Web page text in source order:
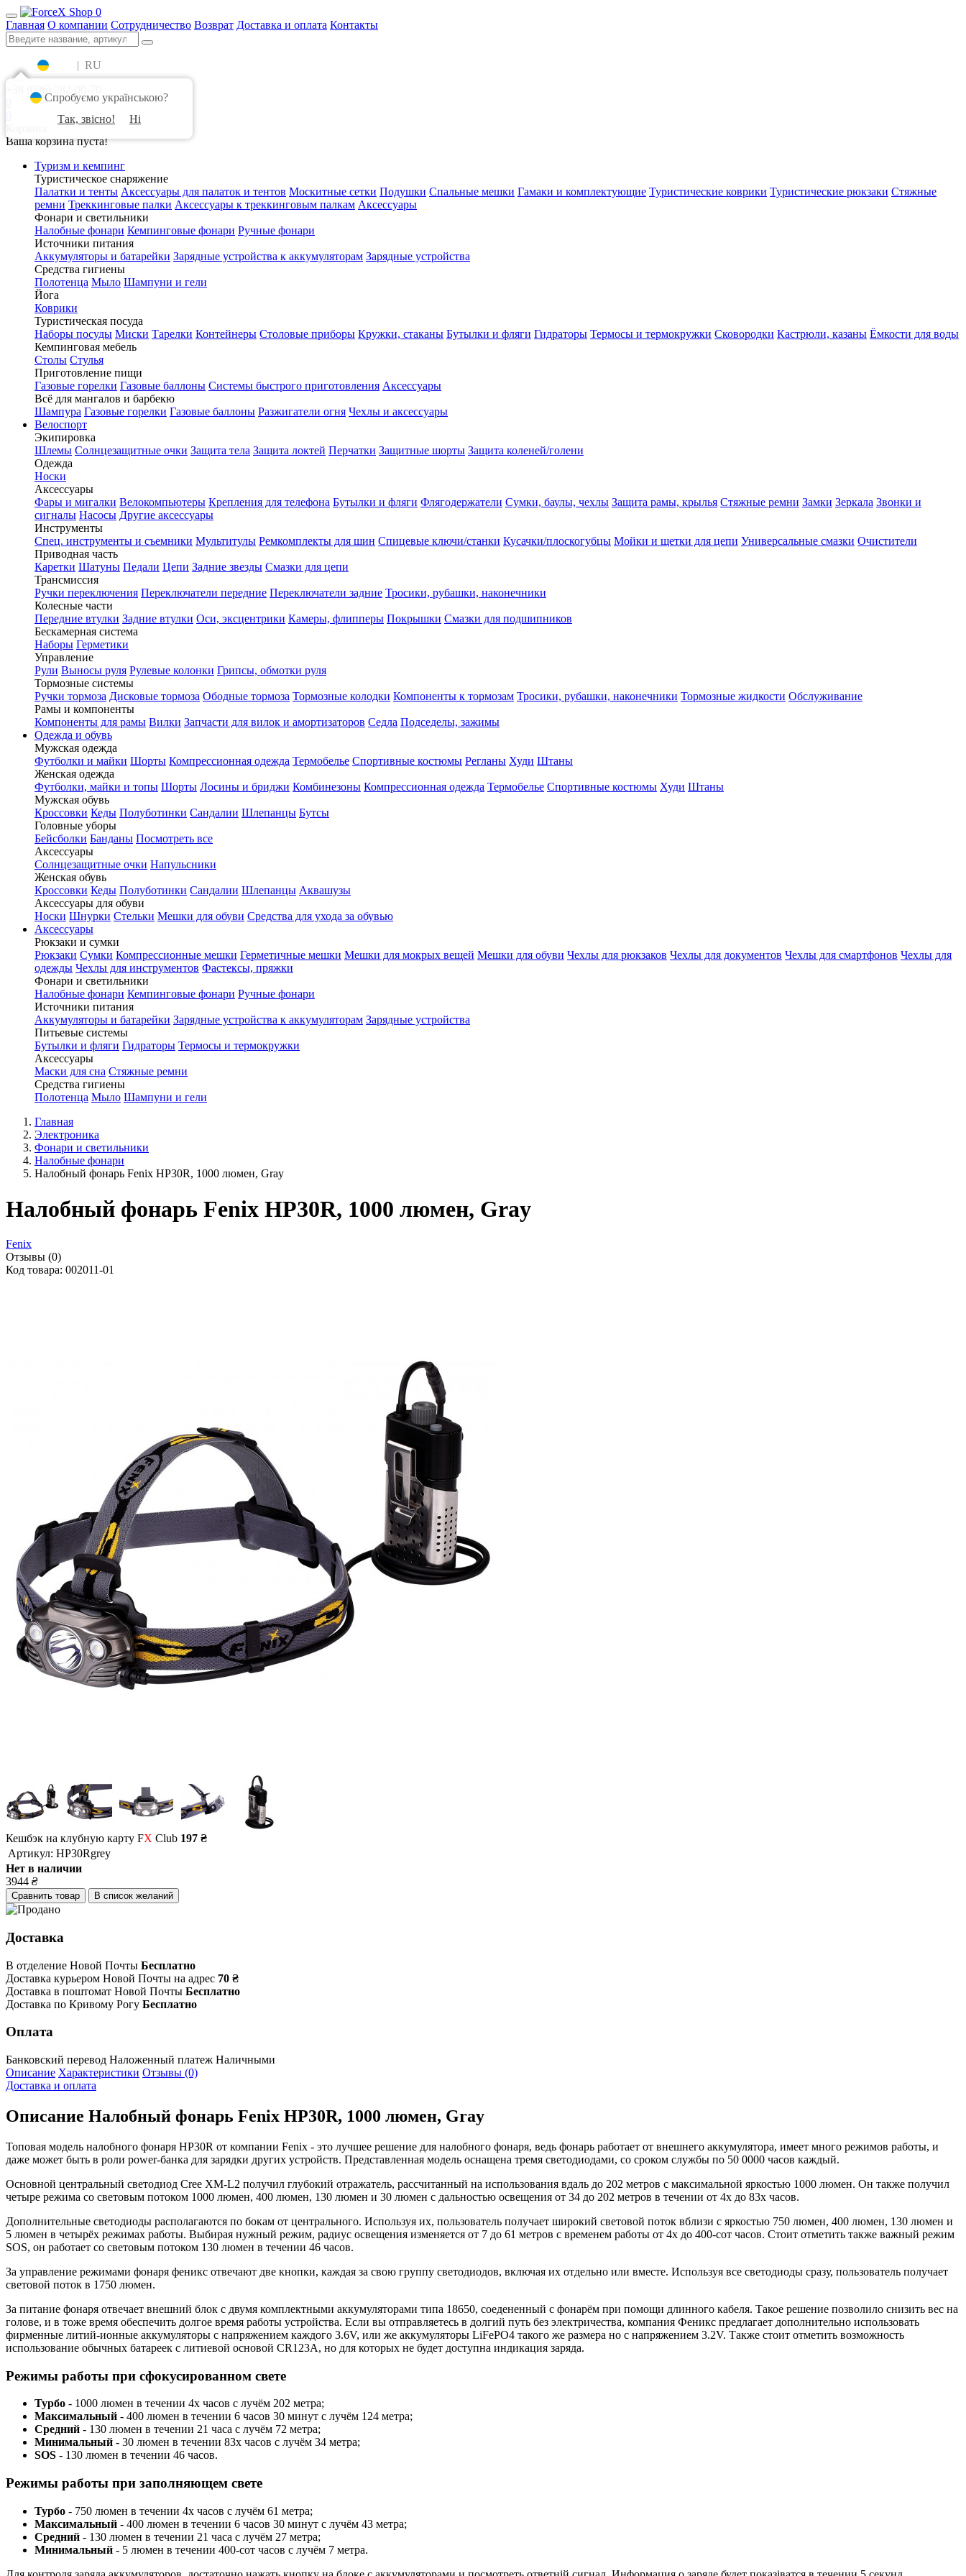
0
Главная О компании Сотрудничество Возврат Доставка и оплата Контакты
| RU
+38 (096) 282-00-70
Ваша корзина пуста!
Туризм и кемпинг
Туристическое снаряжение
Палатки и тенты Аксессуары для палаток и тентов Москитные сетки Подушки Спальные мешки Гамаки и комплектующие Туристические коврики Туристические рюкзаки Стяжные
ремни Треккинговые палки Аксессуары к треккинговым палкам Аксессуары
Фонари и светильники
Налобные фонари Кемпинговые фонари Ручные фонари
Источники питания
Аккумуляторы и батарейки Зарядные устройства к аккумуляторам Зарядные устройства
Средства гигиены
Полотенца Мыло Шампуни и гели
Йога
Коврики
Туристическая посуда
Наборы посуды Миски Тарелки Контейнеры Столовые приборы Кружки, стаканы Бутылки и фляги Гидраторы Термосы и термокружки Сковородки Кастрюли, казаны Ёмкости для воды
Кемпинговая мебель
Столы Стулья
Приготовление пищи
Газовые горелки Газовые баллоны Системы быстрого приготовления Аксессуары
Всё для мангалов и барбекю
Шампура Газовые горелки Газовые баллоны Разжигатели огня Чехлы и аксессуары
Велоспорт
Экипировка
Шлемы Солнцезащитные очки Защита тела Защита локтей Перчатки Защитные шорты Защита коленей/голени
Одежда
Носки
Аксессуары
Фары и мигалки Велокомпьютеры Крепления для телефона Бутылки и фляги Флягодержатели Сумки, баулы, чехлы Защита рамы, крылья Стяжные ремни Замки Зеркала Звонки и
сигналы Насосы Другие аксессуары
Инструменты
Спец. инструменты и съемники Мультитулы Ремкомплекты для шин Спицевые ключи/станки Кусачки/плоскогубцы Мойки и щетки для цепи Универсальные смазки Очистители
Приводная часть
Каретки Шатуны Педали Цепи Задние звезды Смазки для цепи
Трансмиссия
Ручки переключения Переключатели передние Переключатели задние Тросики, рубашки, наконечники
Колесные части
Передние втулки Задние втулки Оси, эксцентрики Камеры, флипперы Покрышки Смазки для подшипников
Бескамерная система
Наборы Герметики
Управление
Рули Выносы руля Рулевые колонки Грипсы, обмотки руля
Тормозные системы
Ручки тормоза Дисковые тормоза Ободные тормоза Тормозные колодки Компоненты к тормозам Тросики, рубашки, наконечники Тормозные жидкости Обслуживание
Рамы и компоненты
Компоненты для рамы Вилки Запчасти для вилок и амортизаторов Седла Подседелы, зажимы
Одежда и обувь
Мужская одежда
Футболки и майки Шорты Компрессионная одежда Термобелье Спортивные костюмы Регланы Худи Штаны
Женская одежда
Футболки, майки и топы Шорты Лосины и бриджи Комбинезоны Компрессионная одежда Термобелье Спортивные костюмы Худи Штаны
Мужская обувь
Кроссовки Кеды Полуботинки Сандалии Шлепанцы Бутсы
Головные уборы
Бейсболки Банданы Посмотреть все
Аксессуары
Солнцезащитные очки Напульсники
Женская обувь
Кроссовки Кеды Полуботинки Сандалии Шлепанцы Аквашузы
Аксессуары для обуви
Носки Шнурки Стельки Мешки для обуви Средства для ухода за обувью
Аксессуары
Рюкзаки и сумки
Рюкзаки Сумки Компрессионные мешки Герметичные мешки Мешки для мокрых вещей Мешки для обуви Чехлы для рюкзаков Чехлы для документов Чехлы для смартфонов Чехлы для
одежды Чехлы для инструментов Фастексы, пряжки
Фонари и светильники
Налобные фонари Кемпинговые фонари Ручные фонари
Источники питания
Аккумуляторы и батарейки Зарядные устройства к аккумуляторам Зарядные устройства
Питьевые системы
Бутылки и фляги Гидраторы Термосы и термокружки
Аксессуары
Маски для сна Стяжные ремни
Средства гигиены
Полотенца Мыло Шампуни и гели
Главная
Электроника
Фонари и светильники
Налобные фонари
Налобный фонарь Fenix HP30R, 1000 люмен, Gray
Налобный фонарь Fenix HP30R, 1000 люмен, Gray
Fenix
Отзывы (0)
Код товара: 002011-01
Кешбэк на клубную карту FX Club 197 ₴
Артикул: HP30Rgrey
Нет в наличии
3944 ₴
Сравнить товар В список желаний
Доставка
В отделение Новой Почты Бесплатно
Доставка курьером Новой Почты на адрес 70 ₴
Доставка в поштомат Новой Почты Бесплатно
Доставка по Кривому Рогу Бесплатно
Оплата
Банковский перевод Наложенный платеж Наличными
Описание Характеристики Отзывы (0)
Доставка и оплата
Описание Налобный фонарь Fenix HP30R, 1000 люмен, Gray
Топовая модель налобного фонаря HP30R от компании Fenix - это лучшее решение для налобного фонаря, ведь фонарь работает от внешнего аккумулятора, имеет много режимов работы, и
даже может быть в роли power-банка для зарядки других устройств. Представленная модель оснащена тремя светодиодами, со сроком службы по 50 0000 часов каждый.
Основной центральный светодиод Cree XM-L2 получил глубокий отражатель, рассчитанный на использования вдаль до 202 метров с максимальной яркостью 1000 люмен. Он также получил
четыре режима со световым потоком 1000 люмен, 400 люмен, 130 люмен и 30 люмен с дальностью освещения от 34 до 202 метров в течении от 4х до 83х часов.
Дополнительные светодиоды располагаются по бокам от центрального. Используя их, пользователь получает широкий световой поток вблизи с яркостью 750 люмен, 400 люмен, 130 люмен и
5 люмен в четырёх режимах работы. Выбирая нужный режим, радиус освещения изменяется от 7 до 61 метров с временем работы от 4х до 400-сот часов. Стоит отметить также важный режим
SOS, он работает со световым потоком 130 люмен в течении 46 часов.
За управление режимами фонаря феникс отвечают две кнопки, каждая за свою группу светодиодов, включая их отдельно или вместе. Используя все светодиоды сразу, пользователь получает
световой поток в 1750 люмен.
За питание фонаря отвечает внешний блок с двумя комплектными аккумуляторами типа 18650, соедененный с фонарём при помощи длинного кабеля. Такое решение позволило снизить вес на
голове, и в тоже время обеспечить долгое время работы устройства. Если вы отправляетесь в долгий путь без электричества, компания Феникс предлагает дополнительно использовать
фирменные литий-ионные аккумуляторы с напряжением каждого 3.6V, или же аккумуляторы LiFePO4 такого же размера но с напряжением 3.2V. Также стоит отметить возможность
использование обычных батареек с литиевой основой CR123A, но для которых не будет доступна индикация заряда.
Режимы работы при сфокусированном свете
Турбо - 1000 люмен в течении 4х часов с лучём 202 метра;
Максимальный - 400 люмен в течении 6 часов 30 минут с лучём 124 метра;
Средний - 130 люмен в течении 21 часа с лучём 72 метра;
Минимальный - 30 люмен в течении 83х часов с лучём 34 метра;
SOS - 130 люмен в течении 46 чаcов.
Режимы работы при заполняющем свете
Турбо - 750 люмен в течении 4х часов с лучём 61 метра;
Максимальный - 400 люмен в течении 6 часов 30 минут с лучём 43 метра;
Средний - 130 люмен в течении 21 часа с лучём 27 метра;
Минимальный - 5 люмен в течении 400-сот часов с лучём 7 метра.
Спробуємо українською?
Так, звісно!
Ні